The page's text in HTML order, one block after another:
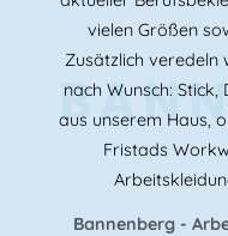
vielen Größen
Zusätzlich veredeln
nach Wunsch:
aus unserem Haus,
Fristads
Bannenberg -